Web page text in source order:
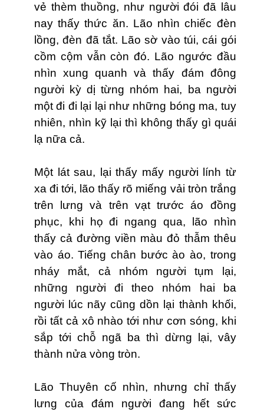
vẻ thèm thuồng, như người đói đã lâu
nay thấy thức ăn. Lão nhìn chiếc đèn
lồng, đèn đã tắt. Lão sờ vào túi, cái gói
cồm cộm vẫn còn đó. Lão ngước đầu
nhìn xung quanh và thấy đám đông
người kỳ dị từng nhóm hai, ba người
một đi đi lại lại như những bóng ma, tuy
nhiên, nhìn kỹ lại thì không thấy gì quái
lạ nữa cả.
Một lát sau, lại thấy mấy người lính từ
xa đi tới, lão thấy rõ miếng vải tròn trắng
trên lưng và trên vạt trước áo đồng
phục, khi họ đi ngang qua, lão nhìn
thấy cả đường viền màu đỏ thẫm thêu
vào áo. Tiếng chân bước ào ào, trong
nháy mắt, cả nhóm người tụm lại,
những người đi theo nhóm hai ba
người lúc nãy cũng dồn lại thành khối,
rồi tất cả xô nhào tới như cơn sóng, khi
sắp tới chỗ ngã ba thì dừng lại, vây
thành nửa vòng tròn.
Lão Thuyên cố nhìn, nhưng chỉ thấy
lưng của đám người đang hết sức